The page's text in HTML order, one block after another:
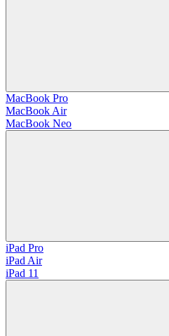
MacBook Pro
MacBook Air
MacBook Neo
iPad Pro
iPad Air
iPad 11